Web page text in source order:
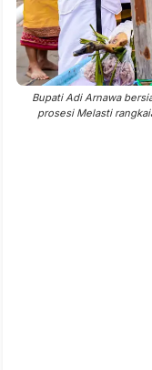
Bupati Adi Arnawa
prosesi Melasti